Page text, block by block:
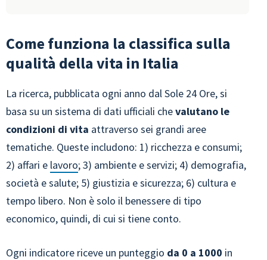
Come funziona la classifica sulla
qualità della vita in Italia
La ricerca, pubblicata ogni anno dal Sole 24 Ore, si
basa su un sistema di dati ufficiali chevalutano le
condizioni di vita attraverso sei grandi aree
tematiche. Queste includono: 1) ricchezza e consumi;
2) affari e lavoro; 3) ambiente e servizi; 4) demografia,
società e salute; 5) giustizia e sicurezza; 6) cultura e
tempo libero. Non è solo il benessere di tipo
economico, quindi, di cui si tiene conto.
Ogni indicatore riceve un punteggio da 0 a 1000 in